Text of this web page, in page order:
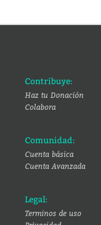
Contribuye:
Haz tu Donación
Colabora
Comunidad:
Cuenta básica
Cuenta Avanzada
Legal:
Terminos de uso